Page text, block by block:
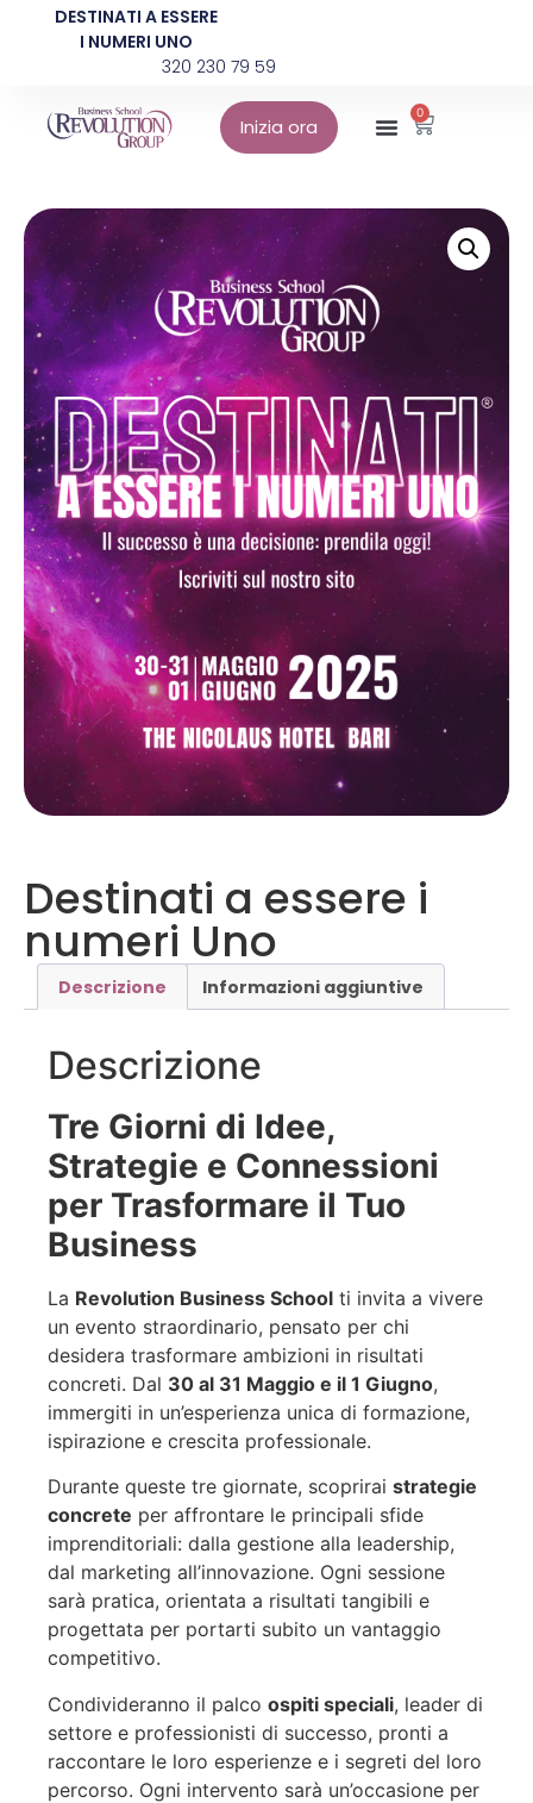
DESTINATI A ESSERE
I NUMERI UNO
320 230 79 59
Inizia ora
0
Destinati a essere i
numeri Uno
Descrizione Informazioni aggiuntive
Descrizione
Tre Giorni di Idee,
Strategie e Connessioni
per Trasformare il Tuo
Business
La Revolution Business School ti invita a vivere
un evento straordinario, pensato per chi
desidera trasformare ambizioni in risultati
concreti. Dal 30 al 31 Maggio e il 1 Giugno,
immergiti in un’esperienza unica di formazione,
ispirazione e crescita professionale.
Durante queste tre giornate, scoprirai strategie
concrete per affrontare le principali sfide
imprenditoriali: dalla gestione alla leadership,
dal marketing all’innovazione. Ogni sessione
sarà pratica, orientata a risultati tangibili e
progettata per portarti subito un vantaggio
competitivo.
Condivideranno il palco ospiti speciali, leader di
settore e professionisti di successo, pronti a
raccontare le loro esperienze e i segreti del loro
percorso. Ogni intervento sarà un’occasione per